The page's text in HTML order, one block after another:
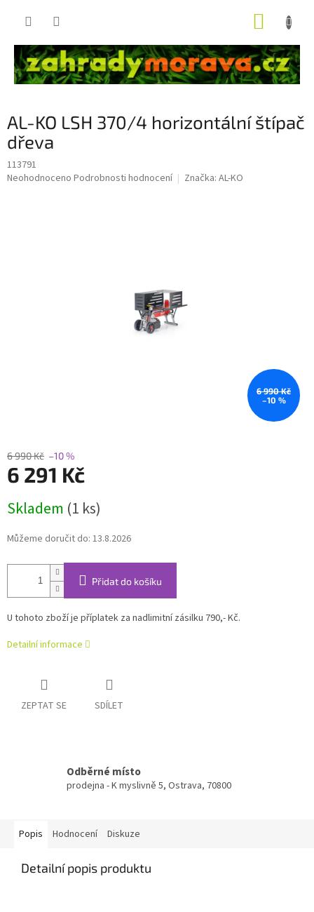
AL-KO LSH 370/4 horizontální štípač
dřeva
113791
Průměrné
Neohodnoceno Podrobnosti hodnocení Značka: AL-KO
6 990 Kč
–10 %
6 990 Kč –10 %
6 291 Kč
cena:
Skladem (1 ks)
Můžeme doručit do: 13.8.2026
Přidat do košíku
U tohoto zboží je příplatek za nadlimitní zásilku 790,- Kč.
Detailní informace
ZEPTAT SE SDÍLET
Odběrné místo
prodejna - K myslivně 5, Ostrava, 70800
Popis Hodnocení Diskuze
Detailní popis produktu